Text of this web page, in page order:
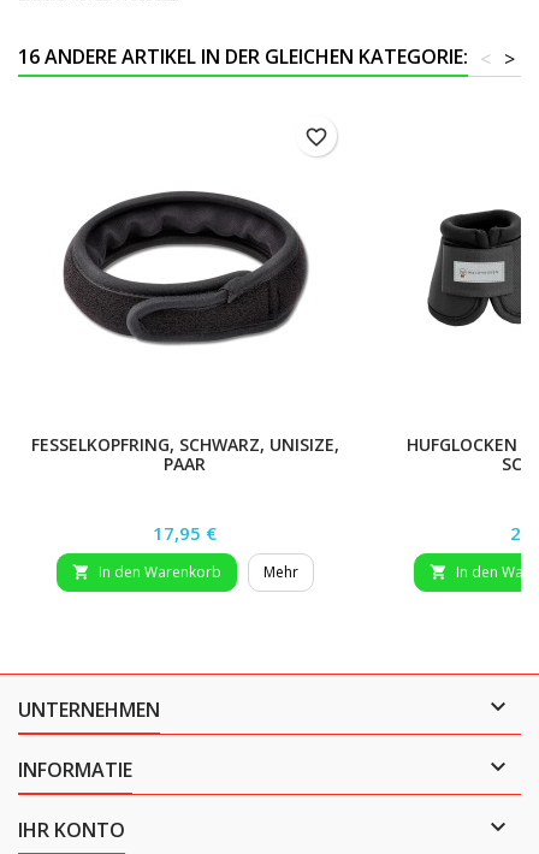
16 ANDERE ARTIKEL IN DER GLEICHEN KATEGORIE: >
<
FESSELKOPFRING, SCHWARZ, UNISIZE,
PAAR
Preis
17,95 €
 In den Warenkorb Mehr
favorite_border
HUFGLOCKEN
 In den
UNTERNEHMEN 
INFORMATIE 
IHR KONTO 